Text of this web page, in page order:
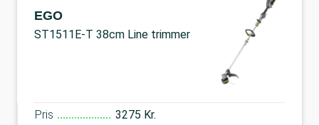
EGO
ST1511E-T 38cm Line trimmer
Pris 3275 Kr.